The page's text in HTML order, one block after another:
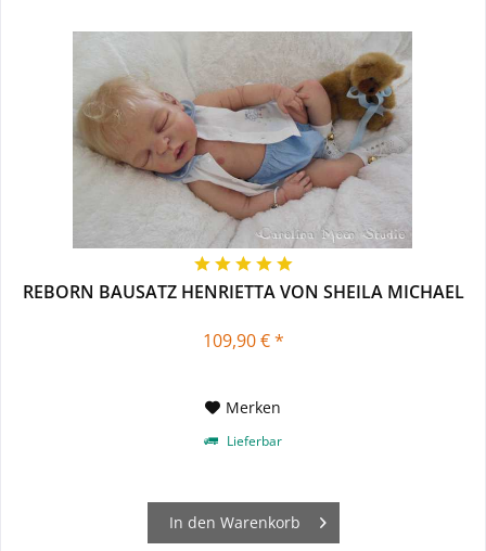
REBORN BAUSATZ HENRIETTA VON SHEILA MICHAEL
109,90 € *
Merken
Lieferbar
In den Warenkorb